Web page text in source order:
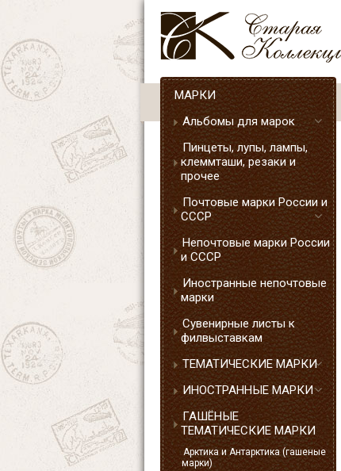
МАРКИ
Альбомы для марок
Пинцеты, лупы, лампы,
клеммташи, резаки и
прочее
Почтовые марки России и
СССР
Непочтовые марки России
и СССР
Иностранные непочтовые
марки
Сувенирные листы к
филвыставкам
ТЕМАТИЧЕСКИЕ МАРКИ
ИНОСТРАННЫЕ МАРКИ
ГАШЁНЫЕ
ТЕМАТИЧЕСКИЕ МАРКИ
Арктика и Антарктика (гашеные
марки)